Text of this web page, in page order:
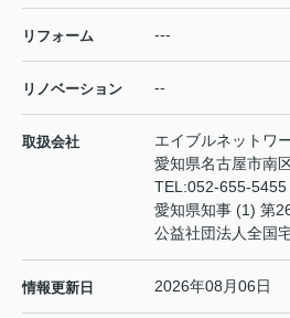
リフォーム ---
リノベーション --
取扱会社
エイブルネットワ
愛知県名古屋市南
TEL:052-655-5455
愛知県知事 (1) 第
公益社団法人全国
情報更新日 2026年08月06日